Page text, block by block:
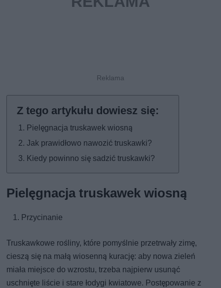
Pielęgnacja truskawek wiosną
Jak prawidłowo nawozić truskawki?
Kiedy powinno się sadzić truskawki?
Pielęgnacja truskawek wiosną
Przycinanie
Truskawkowe rośliny, które pomyślnie przetrwały zimę,
cieszą się na małą wiosenną kurację: aby nowa zieleń
miała miejsce do wzrostu, trzeba najpierw usunąć
uschnięte liście i stare łodygi kwiatowe. Postępowanie z